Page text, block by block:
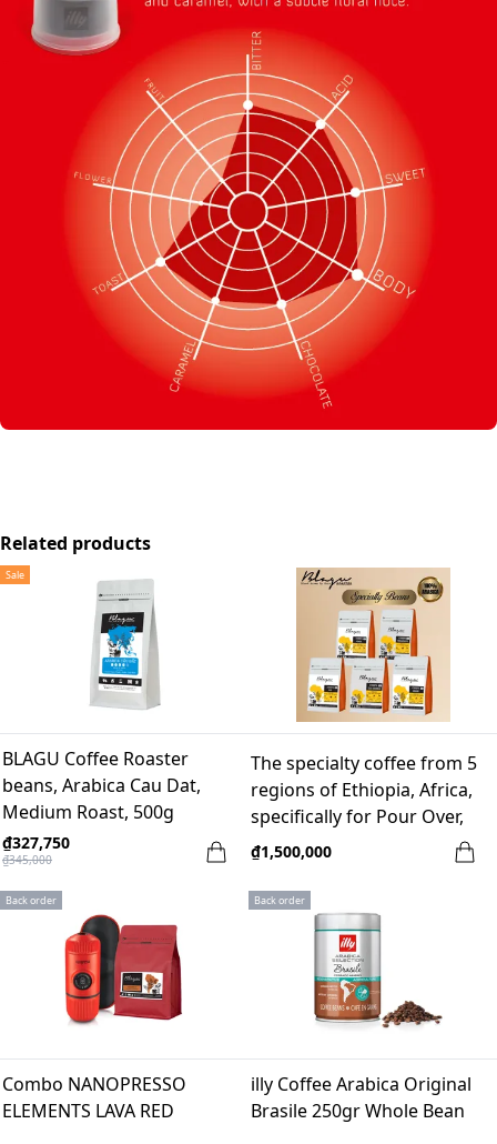
Related products
Sale
BLAGU Coffee Roaster
beans, Arabica Cau Dat,
Medium Roast, 500g
₫327,750
₫345,000
The specialty coffee from 5
regions of Ethiopia, Africa,
specifically for Pour Over,
100% Arabica - Heirloom
₫1,500,000
Back order
Combo NANOPRESSO
ELEMENTS LAVA RED
Back order
illy Coffee Arabica Original
Brasile 250gr Whole Bean